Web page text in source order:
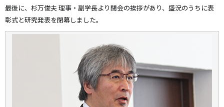
最後に、杉万俊夫 理事・副学長より閉会の挨拶があり、盛況のうちに表
彰式と研究発表を閉幕しました。